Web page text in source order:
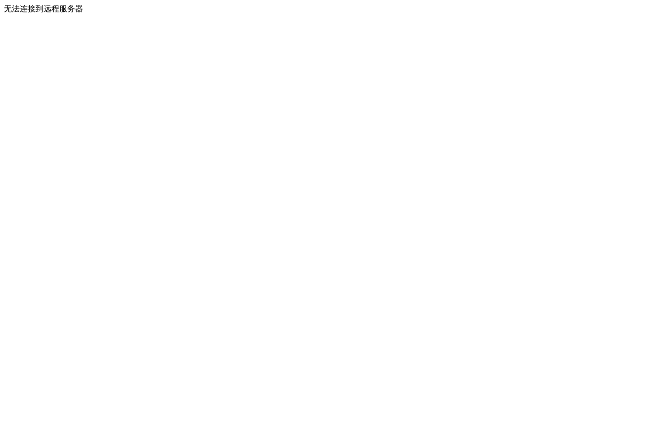
无法连接到远程服务器